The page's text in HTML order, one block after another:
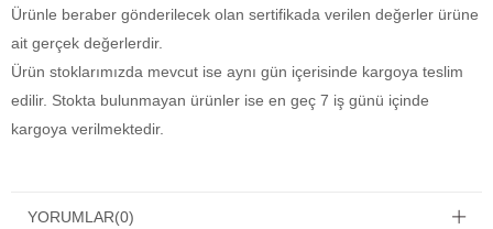
Ürünle beraber gönderilecek olan sertifikada verilen değerler ürüne
ait gerçek değerlerdir.
Ürün stoklarımızda mevcut ise aynı gün içerisinde kargoya teslim
edilir. Stokta bulunmayan ürünler ise en geç 7 iş günü içinde
kargoya verilmektedir.
YORUMLAR(0)